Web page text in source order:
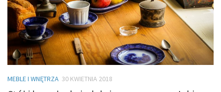
MEBLE I WNĘTRZA 30 KWIETNIA 2018